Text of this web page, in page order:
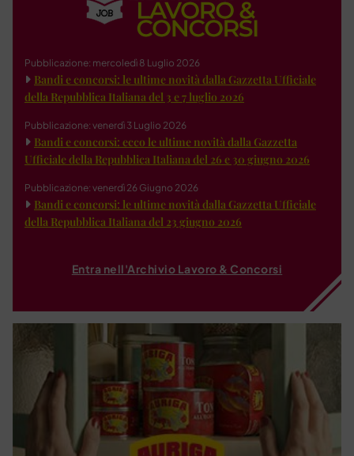
Pubblicazione: mercoledì 8 Luglio 2026
Bandi e concorsi: le ultime novità dalla Gazzetta Ufficiale
della Repubblica Italiana del 3 e 7 luglio 2026
Pubblicazione: venerdì 3 Luglio 2026
Bandi e concorsi: ecco le ultime novità dalla Gazzetta
Ufficiale della Repubblica Italiana del 26 e 30 giugno 2026
Pubblicazione: venerdì 26 Giugno 2026
Bandi e concorsi: le ultime novità dalla Gazzetta Ufficiale
della Repubblica Italiana del 23 giugno 2026
Entra nell'Archivio Lavoro & Concorsi